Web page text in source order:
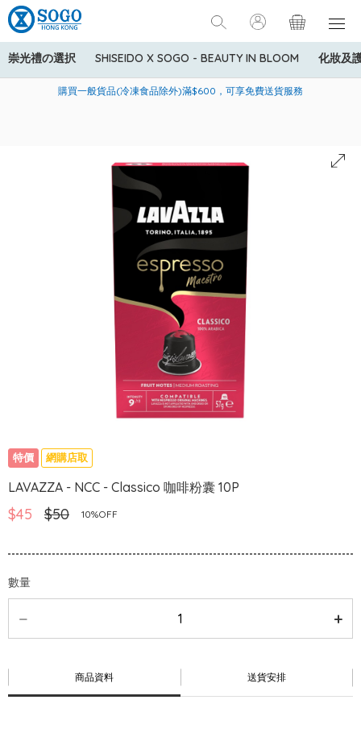
崇光禮の選択 SHISEIDO X SOGO - BEAUTY IN BLOOM 化妝及
美國運通Explorer®信用卡會員購物禮遇：高達5%簽賬回贈！
購買一般貨品(冷凍食品除外)滿$600，可享免費送貨服務
寄送中國內地服務只適用於指定商品，若訂單金額少於HK$600(折
特價 網購店取
LAVAZZA - NCC - Classico 咖啡粉囊 10P
$45 $50 10%OFF
數量
商品資料 送貨安排